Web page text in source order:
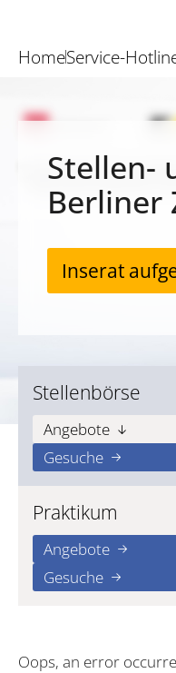
HomeService-
Stellen-
Berliner
Inserat
Stellenbörse
Angebote
Gesuche
Praktikum
Angebote
Gesuche
Oops, an error